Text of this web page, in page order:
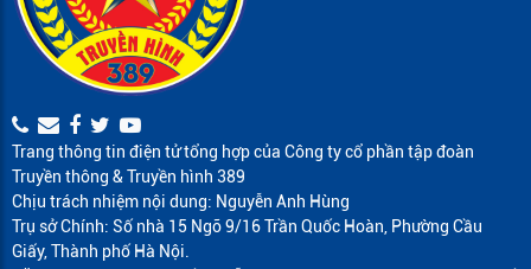
Trang thông tin điện tử tổng hợp của Công ty cổ phần tập đoàn
Truyền thông & Truyền hình 389
Chịu trách nhiệm nội dung: Nguyễn Anh Hùng
Trụ sở Chính: Số nhà 15 Ngõ 9/16 Trần Quốc Hoàn, Phường Cầu
Giấy, Thành phố Hà Nội.